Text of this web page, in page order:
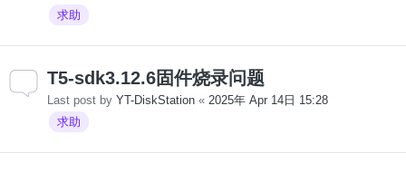
求助
T5-sdk3.12.6固件烧录问题
Last post by YT-DiskStation « 2025年 Apr 14日 15:28
求助